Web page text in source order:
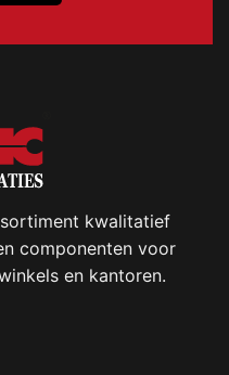
kwalitatief
componenten voor
en kantoren.